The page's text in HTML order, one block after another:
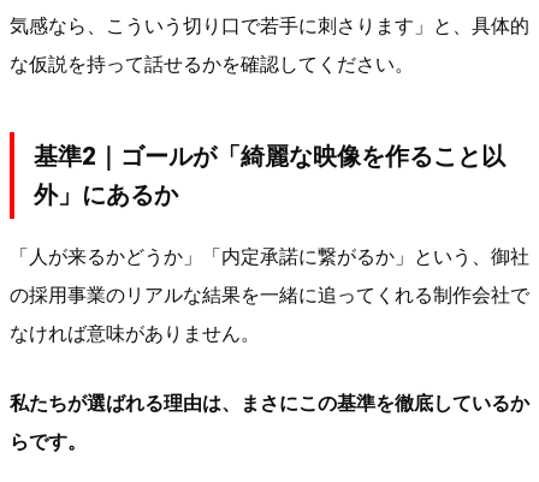
気感なら、こういう切り口で若手に刺さります」と、具体的
な仮説を持って話せるかを確認してください。
基準2｜ゴールが「綺麗な映像を作ること以
外」にあるか
「人が来るかどうか」「内定承諾に繋がるか」という、御社
の採用事業のリアルな結果を一緒に追ってくれる制作会社で
なければ意味がありません。
私たちが選ばれる理由は、まさにこの基準を徹底しているか
らです。